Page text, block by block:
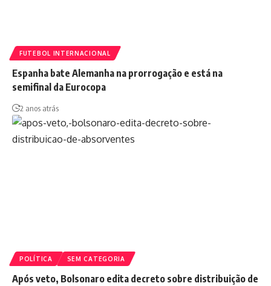
FUTEBOL INTERNACIONAL
Espanha bate Alemanha na prorrogação e está na
semifinal da Eurocopa
2 anos atrás
POLÍTICA SEM CATEGORIA
Após veto, Bolsonaro edita decreto sobre distribuição de